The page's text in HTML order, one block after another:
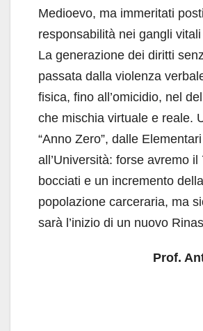
Medioevo, ma immeritati
responsabilità nei gangli
La generazione dei diritti
passata dalla violenza
fisica, fino all’omicidio, nel
che mischia virtuale e reale.
“Anno Zero”, dalle Elementari
all’Università: forse avremo il
bocciati e un incremento della
popolazione carceraria, ma
sarà l’inizio di un nuovo
Prof.